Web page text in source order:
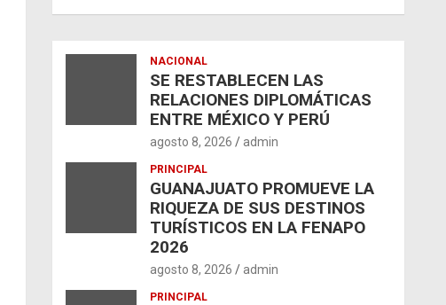
NACIONAL
SE RESTABLECEN LAS
RELACIONES DIPLOMÁTICAS
ENTRE MÉXICO Y PERÚ
agosto 8, 2026 admin
PRINCIPAL
GUANAJUATO PROMUEVE LA
RIQUEZA DE SUS DESTINOS
TURÍSTICOS EN LA FENAPO
2026
agosto 8, 2026 admin
PRINCIPAL